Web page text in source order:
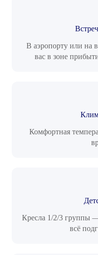
В аэропорту или на
вас в зоне
Комфортная
Кресла 1/2/3 группы
всё